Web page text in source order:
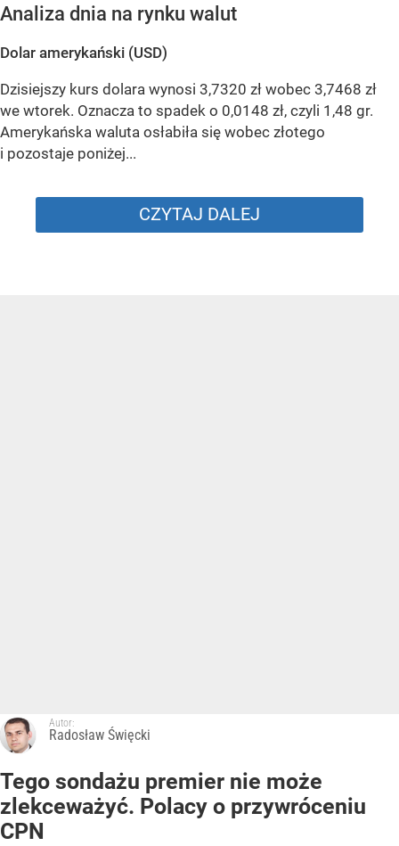
Analiza dnia na rynku walut
Dolar amerykański (USD)
Dzisiejszy kurs dolara wynosi 3,7320 zł wobec 3,7468 zł
we wtorek. Oznacza to spadek o 0,0148 zł, czyli 1,48 gr.
Amerykańska waluta osłabiła się wobec złotego
i pozostaje poniżej...
CZYTAJ DALEJ
Autor:
Radosław Święcki
Tego sondażu premier nie może
zlekceważyć. Polacy o przywróceniu
CPN